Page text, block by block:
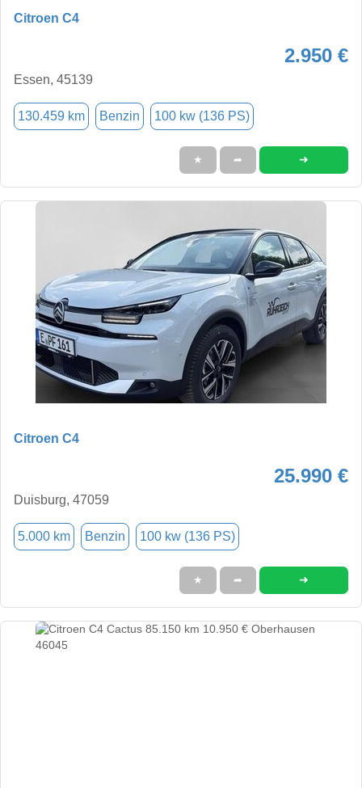
Citroen C4
2.950 €
Essen, 45139
130.459 km Benzin 100 kw (136 PS)
★ ➦ ➜
Citroen C4
25.990 €
Duisburg, 47059
5.000 km Benzin 100 kw (136 PS)
★ ➦ ➜